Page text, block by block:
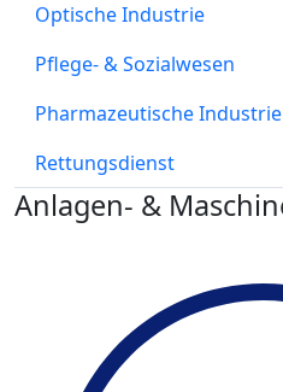
Optische Industrie
Pflege- & Sozialwesen
Pharmazeutische Industrie
Rettungsdienst
Anlagen- &